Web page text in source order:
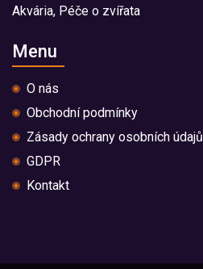
Akvária, Péče o zvířata
Menu
O nás
Obchodní podmínky
Zásady ochrany osobních údajů
GDPR
Kontakt